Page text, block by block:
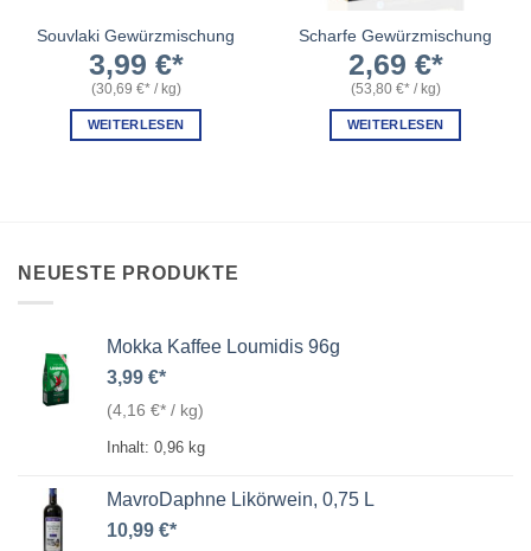
Souvlaki Gewürzmischung
3,99 €
(30,69 € /kg)
WEITERLESEN
Scharfe Gewürzmischung
2,69 €
(53,80 € /kg)
WEITERLESEN
NEUESTE PRODUKTE
Mokka Kaffee Loumidis 96g
3,99 €
(4,16 € / kg)
Inhalt: 0,96 kg
MavroDaphne Likörwein, 0,75 L
10,99 €